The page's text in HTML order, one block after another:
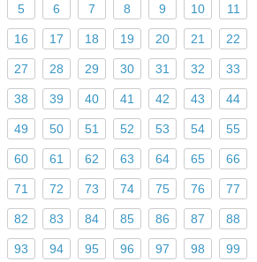
5 6 7 8 9 10 11
16 17 18 19 20 21 22
27 28 29 30 31 32 33
38 39 40 41 42 43 44
49 50 51 52 53 54 55
60 61 62 63 64 65 66
71 72 73 74 75 76 77
82 83 84 85 86 87 88
93 94 95 96 97 98 99